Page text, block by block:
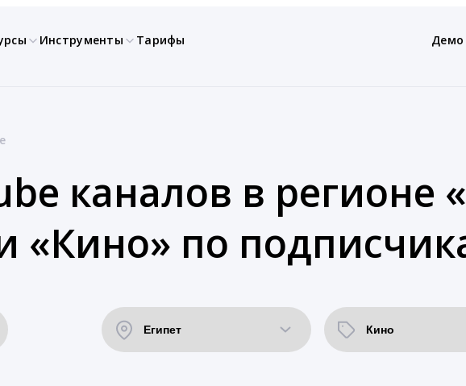
Инструменты Тарифы Демо
каналов в регионе
«Кино» по